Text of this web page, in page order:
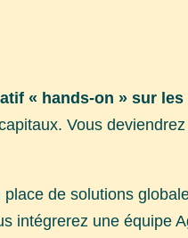
« hands-on » sur
Vous
de solutions
intégrerez une équipe